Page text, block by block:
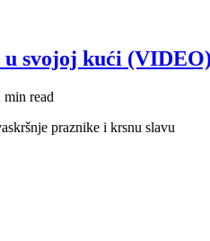
svojoj kući (VIDEO)
min read
praznike i krsnu slavu